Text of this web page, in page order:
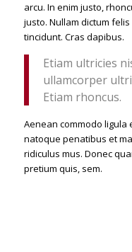
arcu. In enim justo,
justo. Nullam dictum
tincidunt. Cras dapibus.
Etiam ultricies
ullamcorper
Etiam rhoncus.
Aenean commodo ligula
natoque penatibus et
ridiculus mus. Donec
pretium quis, sem.